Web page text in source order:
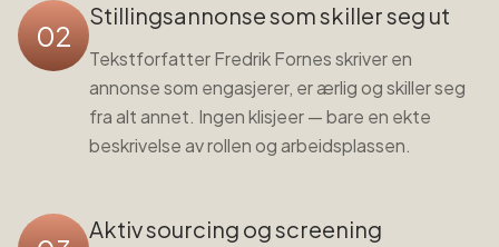
02
Stillingsannonse som skiller seg ut
Tekstforfatter Fredrik Fornes skriver en
annonse som engasjerer, er ærlig og skiller seg
fra alt annet. Ingen klisjeer — bare en ekte
beskrivelse av rollen og arbeidsplassen.
Aktiv sourcing og screening